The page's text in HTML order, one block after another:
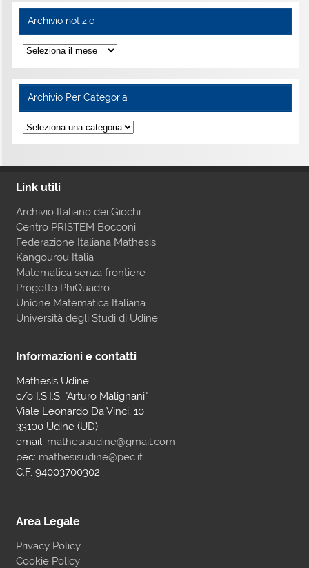
Archivio notizie
Archivio Per Categoria
Link utili
Archivio Italiano dei Giochi
Centro PRISTEM Bocconi
Federazione Italiana Mathesis
Kangourou Italia
Matematica senza frontiere
Progetto PhiQuadro
Unione Matematica Italiana
Università degli Studi di Udine
Informazioni e contatti
Mathesis Udine
c/o I.S.I.S. "Arturo Malignani"
Viale Leonardo Da Vinci, 10
33100 Udine (UD)
email: mathesisudine@gmail.com
pec: mathesisudine@pec.it
C.F. 94003700302
Area Legale
Privacy Policy
Cookie Policy